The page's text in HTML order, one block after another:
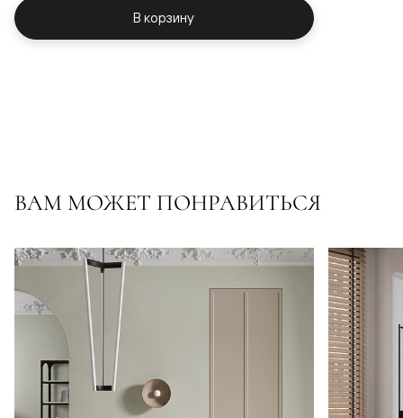
В корзину
ВАМ МОЖЕТ ПОНРАВИТЬСЯ